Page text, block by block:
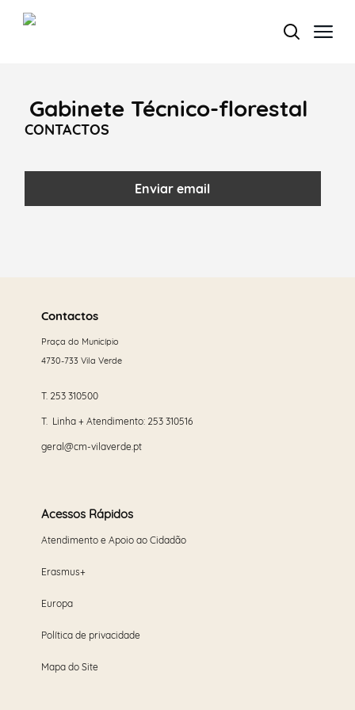
Termo de Pesquisa
Categorias gerais
Gabinete Técnico-florestal
CONTACTOS
Enviar email
maisContactos
Praça do Município
4730-733 Vila Verde
T. 253 310500
T. Linha + Atendimento: 253 310516
geral@cm-vilaverde.pt
Acessos Rápidos
Atendimento e Apoio ao Cidadão
Erasmus+
Europa
Política de privacidade
Mapa do Site